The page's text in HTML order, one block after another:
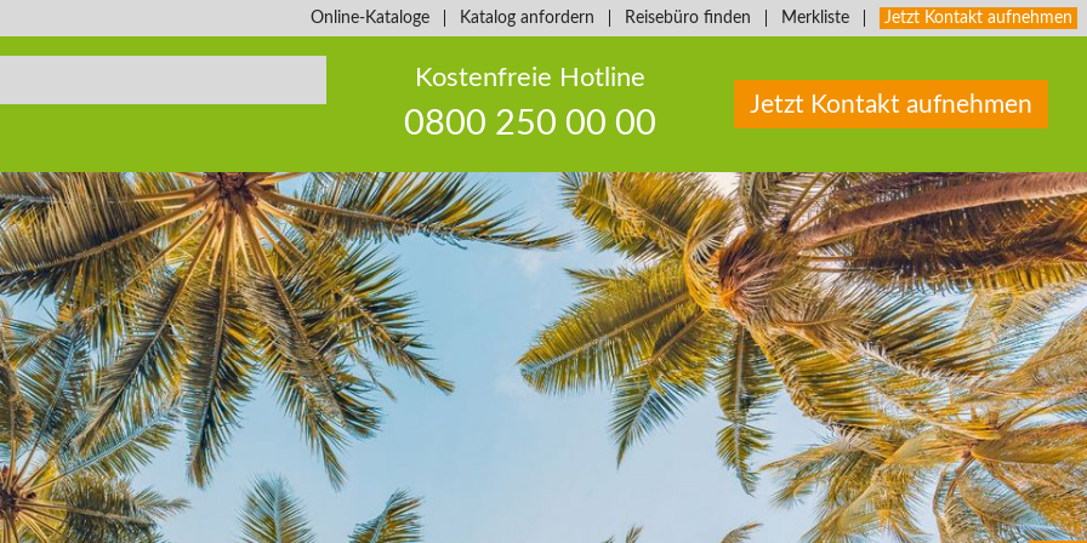
Online-Kataloge Katalog anfordern Reisebüro finden Merkliste Jetzt Kontakt aufnehmen
Kostenfreie Hotline
0800 250 00 00
Jetzt Kontakt aufnehmen